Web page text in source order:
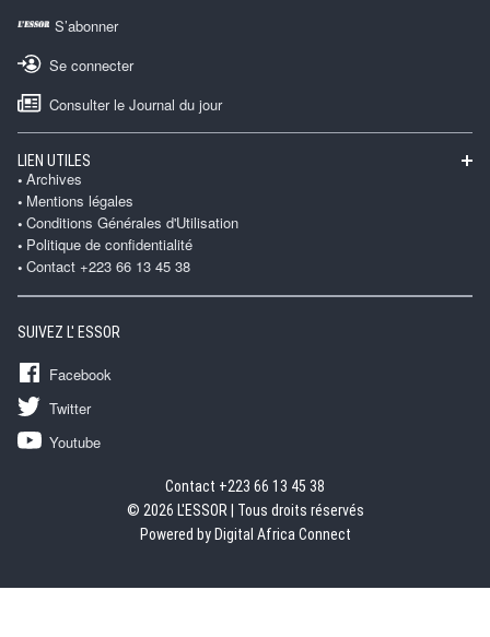
S’abonner
Se connecter
Consulter le Journal du jour
LIEN UTILES
Archives
Mentions légales
Conditions Générales d'Utilisation
Politique de confidentialité
Contact +223 66 13 45 38
SUIVEZ L' ESSOR
Facebook
Twitter
Youtube
Contact +223 66 13 45 38
© 2026 L'ESSOR | Tous droits réservés
Powered by Digital Africa Connect